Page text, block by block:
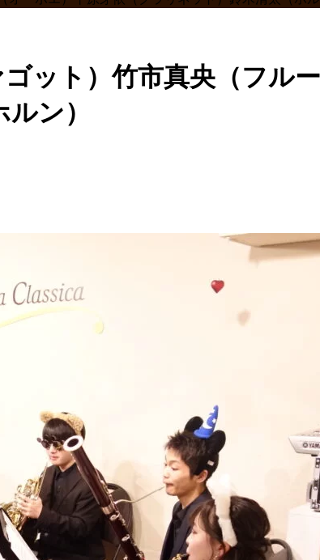
ット）竹市真央（フル
ン）